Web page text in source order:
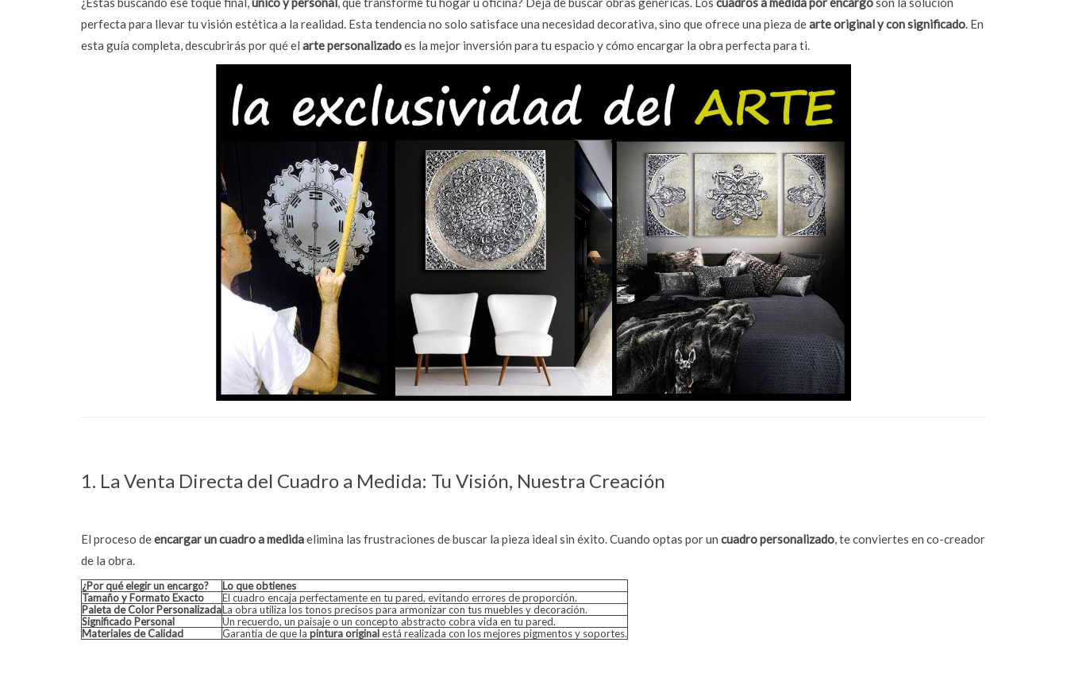
perfecta para llevar tu visión estética a la realidad. Esta tendencia no solo satisface una necesidad decorativa, sino que ofrece una pieza dearte original y con significado . En
esta guía completa, descubrirás por qué el arte personalizadoes la mejor inversión para tu espacio y cómo encargar la obra perfecta para ti.
1. La Venta Directa del Cuadro a Medida: Tu Visión, Nuestra Creación
El proceso deencargar un cuadro a medidaelimina las frustraciones de buscar la pieza ideal sin éxito. Cuando optas por un cuadro personalizado, te conviertes en co-creador
de la obra.
¿Por qué elegir un encargo?
Lo que obtienes
Tamaño y Formato Exacto
El cuadro encaja perfectamente en tu pared, evitando errores de proporción.
Paleta de Color PersonalizadaLa obra utiliza los tonos precisos para armonizar con tus muebles y decoración.
Significado Personal
Un recuerdo, un paisaje o un concepto abstracto cobra vida en tu pared.
Materiales de Calidad
Garantía de que la pintura originalestá realizada con los mejores pigmentos y soportes.